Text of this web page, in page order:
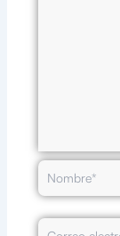
Nombre*
Correo